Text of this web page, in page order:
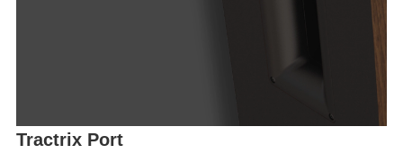
Tractrix Port